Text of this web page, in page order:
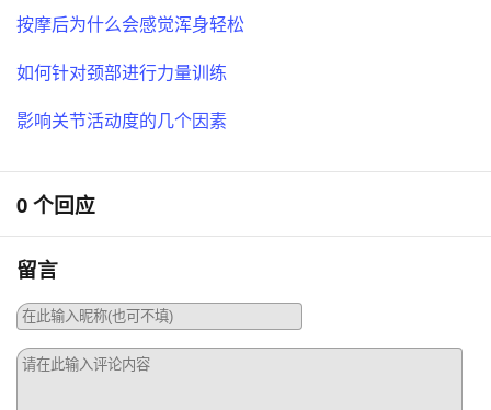
按摩后为什么会感觉浑身轻松
如何针对颈部进行力量训练
影响关节活动度的几个因素
0 个回应
留言